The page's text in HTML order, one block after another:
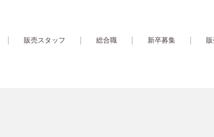
販売スタッフ 総合職 新卒募集